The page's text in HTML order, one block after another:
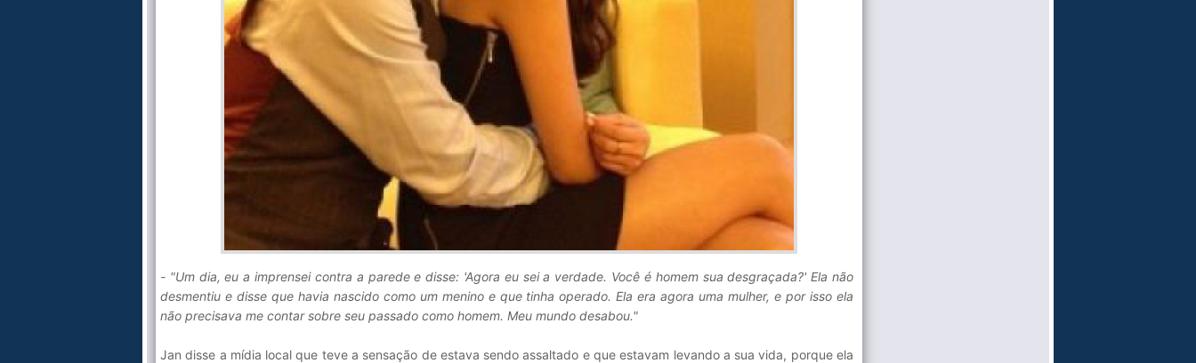
- "Um dia, eu a imprensei contra a parede e disse: 'Agora eu sei a verdade. Você é homem sua desgraçada?' Ela não
desmentiu e disse que havia nascido como um menino e que tinha operado. Ela era agora uma mulher, e por isso ela
não precisava me contar sobre seu passado como homem. Meu mundo desabou."
Jan disse a mídia local que teve a sensação de estava sendo assaltado e que estavam levando a sua vida, porque ela